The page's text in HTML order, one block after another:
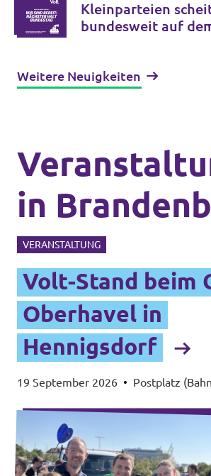
Kleinparteien
bundesweit auf
Weitere Neuigkeiten
in
VERANSTALTUNG
Volt-Stand beim
Oberhavel in
Hennigsdorf
19 September 2026 • Postplatz